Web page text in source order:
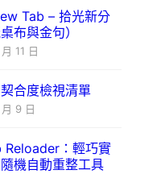
Tab – 拾光新分
布與金句）
11 日
合度檢視清單
9 日
Reloader：輕巧實
機自動重整工具